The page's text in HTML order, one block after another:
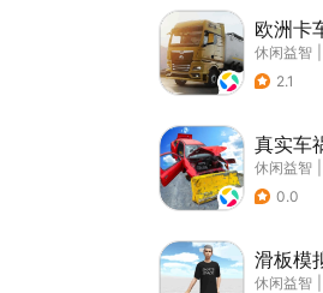
欧洲卡
休闲益智
2.1
真实车
休闲益智
0.0
滑板模
休闲益智